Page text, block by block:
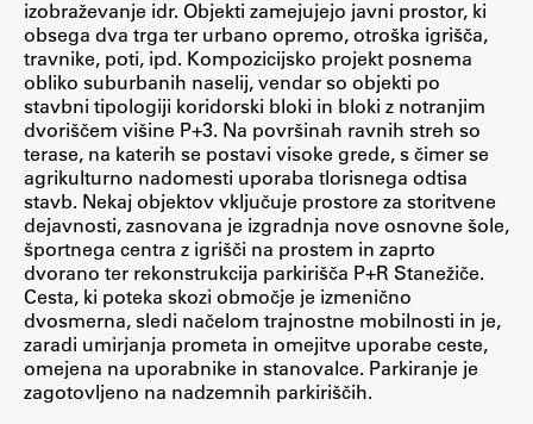
Mednarodne izmenjave
Študijske prakse
Spletna učilnica
ŠIS (SI)
ŠIS (EN)
Aktualno
Obvestila
izobraževanje idr. Objekti zamejujejo javni prostor, ki
obsega dva trga ter urbano opremo, otroška igrišča,
travnike, poti, ipd. Kompozicijsko projekt posnema
obliko suburbanih naselij, vendar so objekti po
stavbni tipologiji koridorski bloki in bloki z notranjim
dvoriščem višine P+3. Na površinah ravnih streh so
terase, na katerih se postavi visoke grede, s čimer se
agrikulturno nadomesti uporaba tlorisnega odtisa
stavb. Nekaj objektov vključuje prostore za storitvene
dejavnosti, zasnovana je izgradnja nove osnovne šole,
športnega centra z igrišči na prostem in zaprto
dvorano ter rekonstrukcija parkirišča P+R Stanežiče.
Cesta, ki poteka skozi območje je izmenično
dvosmerna, sledi načelom trajnostne mobilnosti in je,
zaradi umirjanja prometa in omejitve uporabe ceste,
omejena na uporabnike in stanovalce. Parkiranje je
zagotovljeno na nadzemnih parkiriščih.